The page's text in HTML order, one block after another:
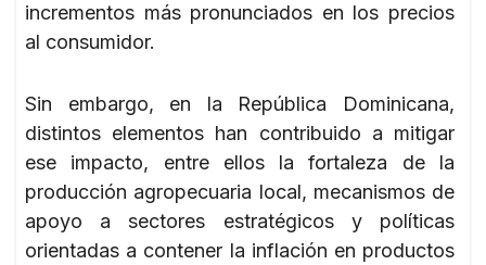
incrementos más pronunciados en los precios
al consumidor.
Sin embargo, en la República Dominicana,
distintos elementos han contribuido a mitigar
ese impacto, entre ellos la fortaleza de la
producción agropecuaria local, mecanismos de
apoyo a sectores estratégicos y políticas
orientadas a contener la inflación en productos